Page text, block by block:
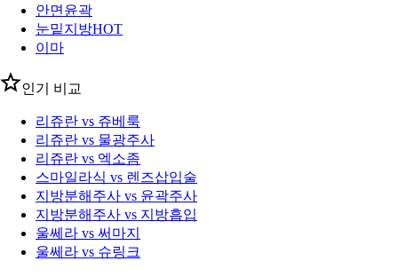
안면윤곽
눈밑지방HOT
이마
인기 비교
리쥬란 vs 쥬베룩
리쥬란 vs 물광주사
리쥬란 vs 엑소좀
스마일라식 vs 렌즈삽입술
지방분해주사 vs 윤곽주사
지방분해주사 vs 지방흡입
울쎄라 vs 써마지
울쎄라 vs 슈링크